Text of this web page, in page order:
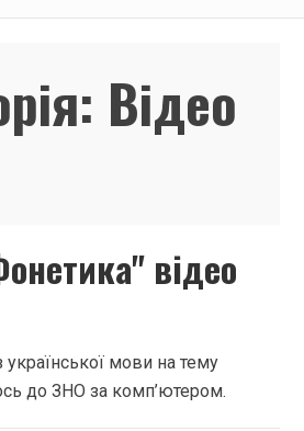
Відео
відео
мови на тему
до ЗНО за комп’ютером.